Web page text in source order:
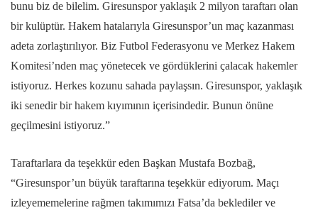
bunu biz de bilelim. Giresunspor yaklaşık 2 milyon taraftarı olan
bir kulüptür. Hakem hatalarıyla Giresunspor’un maç kazanması
adeta zorlaştırılıyor. Biz Futbol Federasyonu ve Merkez Hakem
Komitesi’nden maç yönetecek ve gördüklerini çalacak hakemler
istiyoruz. Herkes kozunu sahada paylaşsın. Giresunspor, yaklaşık
iki senedir bir hakem kıyımının içerisindedir. Bunun önüne
geçilmesini istiyoruz.”
Taraftarlara da teşekkür eden Başkan Mustafa Bozbağ,
“Giresunspor’un büyük taraftarına teşekkür ediyorum. Maçı
izleyememelerine rağmen takımımızı Fatsa’da beklediler ve